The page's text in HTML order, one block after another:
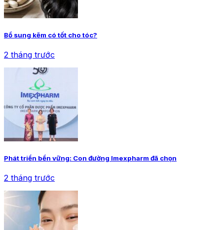
Bổ sung kẽm có tốt cho tóc?
2 tháng trước
Phát triển bền vững: Con đường Imexpharm đã chọn
2 tháng trước